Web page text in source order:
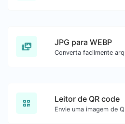
JPG para WEBP
Leitor de QR code